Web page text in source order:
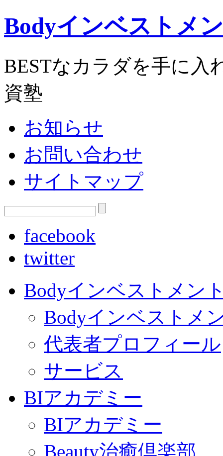
Bodyインベストメ
BESTなカラダを手に入
資塾
お知らせ
お問い合わせ
サイトマップ
facebook
twitter
Bodyインベストメン
Bodyインベストメ
代表者プロフィール
サービス
BIアカデミー
BIアカデミー
Beauty治癒倶楽部